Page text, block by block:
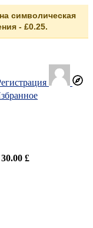
символическая
- £0.25.
30.00 £